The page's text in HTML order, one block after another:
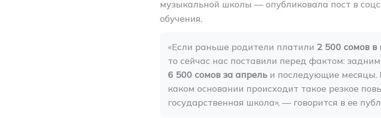
музыкальной школы — опубликовала пост в
обучения.
«Если раньше родители платили 2 500 сомов в
то сейчас нас поставили перед фактом:
6 500 сомов за апрель и последующие месяцы.
каком основании происходит такое резкое
государственная школа», — говорится в ее